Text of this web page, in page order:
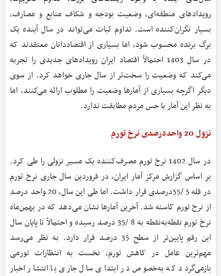
رویدادهای منطقه‌ای، وضعیت بودجه و شکاف منابع و مصارف،
بسیار نگران‌کننده است. تداوم ثبات می‌تواند در سال آینده یک
برگ برنده محسوب شود، اما بسیاری از اقتصاددانان معتقدند که
در سال 1403 احتمالاً اقتصاد ایران رویدادهای جدیدی را تجربه
می‌کند که وضعیت را سخت‌تر از سال جاری خواهد کرد. از سوی
دیگر اگرچه بسیاری از آمارها وضعیت را مطلوب ارائه می‌کنند، اما
به نظر این آمار با حس مردم مطابقت ندارد.
نزول 20 واحددرصدی نرخ تورم
در سال 1402 نرخ تورم مصرف‌کننده یک مسیر نزولی را طی کرد.
بر اساس گزارش مرکز آمار ایران، در فروردین سال جاری نرخ تورم
در قله 5 /55درصدی قرار داشت. اما طی این سال، 20 واحد درصد
از نرخ تورم کاسته شد. آخرین آمارها نشان می‌دهد که در بهمن‌ماه
نرخ تورم نقطه‌به‌نقطه به 8 /35 درصد رسیده و احتمالاً تا پایان سال
این رقم پایین‌تر از سطح 35 درصد قرار دارد. به نظر می‌رسد
مهم‌ترین عامل در کاهش تورم، نخست به انتظارات تورمی
بازمی‌گردد که به‌خصوص در ابتدای سال جاری با انتشار اخبار